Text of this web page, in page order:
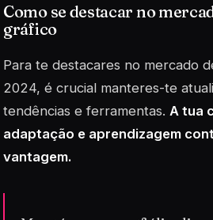
Como se destacar no
gráfico
Para te destacares no mercado
2024, é crucial manteres-te
tendências e ferramentas. A tua
adaptação e aprendizagem
vantagem.